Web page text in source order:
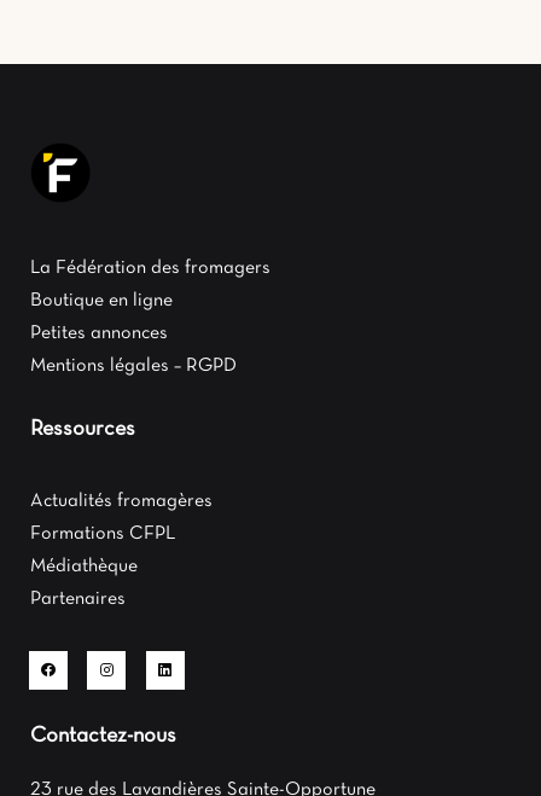
La Fédération des fromagers
Boutique en ligne
Petites annonces
Mentions légales – RGPD
Ressources
Actualités fromagères
Formations CFPL
Médiathèque
Partenaires
Contactez-nous
23 rue des Lavandières Sainte-Opportune